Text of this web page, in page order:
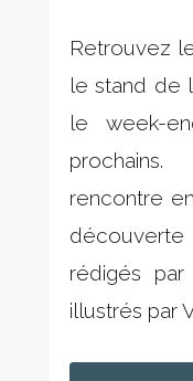
Retrouvez
le stand de
le week-
rencontre
découverte
rédigés
illustrés par